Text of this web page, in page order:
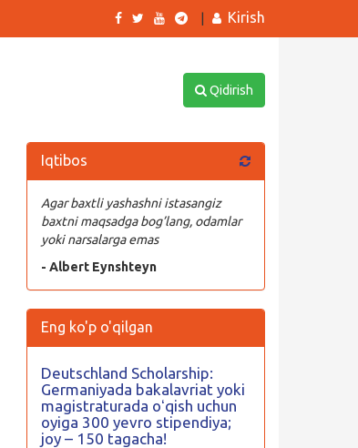
Kirish
Qidirish
Iqtibos
Agar baxtli yashashni istasangiz
baxtni maqsadga bog’lang, odamlar
yoki narsalarga emas
- Albert Eynshteyn
Eng ko'p o'qilgan
Deutschland Scholarship:
Germaniyada bakalavriat yoki
magistraturada oʻqish uchun
oyiga 300 yevro stipendiya;
joy – 150 tagacha!